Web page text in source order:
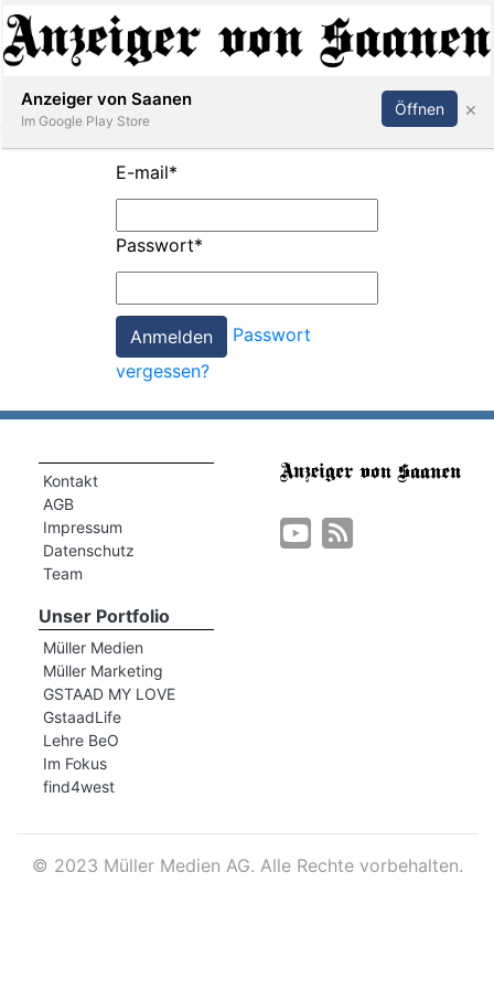
Abonnieren Anmelden
E-mail*
Passwort*
Passwort
vergessen?
Kontakt
AGB
Impressum
Datenschutz
Team
Unser Portfolio
Müller Medien
Müller Marketing
GSTAAD MY LOVE
GstaadLife
Lehre BeO
Im Fokus
find4west
© 2023 Müller Medien AG. Alle Rechte vorbehalten.
Anzeiger von Saanen
Im Google Play Store
Öffnen ×